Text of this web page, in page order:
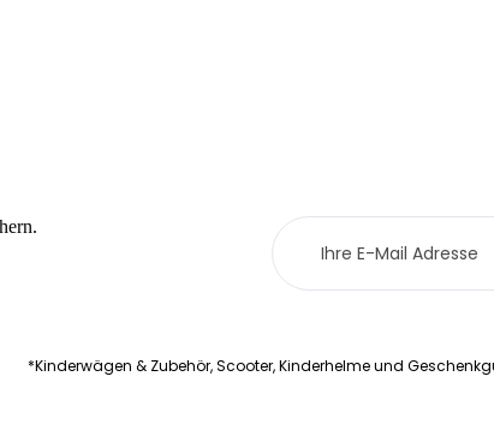
Newsletter
Anmeldung
*Kinderwägen & Zubehör, Scooter, Kinderhelme und